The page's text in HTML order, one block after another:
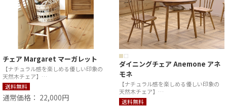
チェア Margaret マーガレット
【ナチュラル感を楽しめる優しい印象の
天然木チェア】…
送料無料
通常価格： 22,000円
ダイニングチェア Anemone アネ
モネ
【ナチュラル感を楽しめる優しい印象の
天然木チェア】…
送料無料